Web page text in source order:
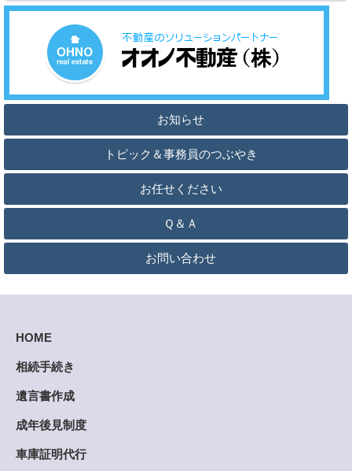
お知らせ
トピック＆事務員のつぶやき
お任せください
Ｑ＆Ａ
お問い合わせ
HOME
相続手続き
遺言書作成
成年後見制度
車庫証明代行